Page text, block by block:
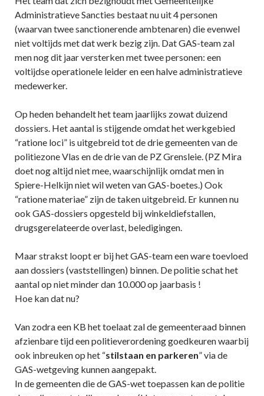
Administratieve Sancties bestaat nu uit 4 personen
(waarvan twee sanctionerende ambtenaren) die evenwel
niet voltijds met dat werk bezig zijn. Dat GAS-team zal
men nog dit jaar versterken met twee personen: een
voltijdse operationele leider en een halve administratieve
medewerker.
Op heden behandelt het team jaarlijks zowat duizend
dossiers. Het aantal is stijgende omdat het werkgebied
“ratione loci” is uitgebreid tot de drie gemeenten van de
politiezone Vlas en de drie van de PZ Grensleie. (PZ Mira
doet nog altijd niet mee, waarschijnlijk omdat men in
Spiere-Helkijn niet wil weten van GAS-boetes.) Ook
“ratione materiae” zijn de taken uitgebreid. Er kunnen nu
ook GAS-dossiers opgesteld bij winkeldiefstallen,
drugsgerelateerde overlast, beledigingen.
Maar strakst loopt er bij het GAS-team een ware toevloed
aan dossiers (vaststellingen) binnen. De politie schat het
aantal op niet minder dan 10.000 op jaarbasis !
Hoe kan dat nu?
Van zodra een KB het toelaat zal de gemeenteraad binnen
afzienbare tijd een politieverordening goedkeuren waarbij
ook inbreuken op het “stilstaan en parkeren” via de
GAS-wetgeving kunnen aangepakt.
In de gemeenten die de GAS-wet toepassen kan de politie